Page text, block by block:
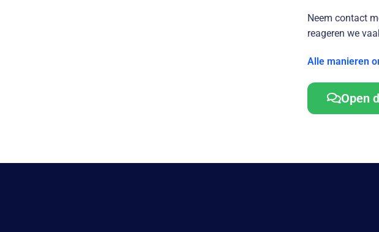
Neem contact
reageren we
Alle manieren
Open